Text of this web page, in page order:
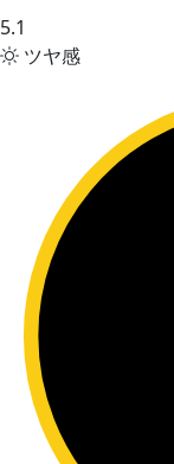
5.1
ツヤ感